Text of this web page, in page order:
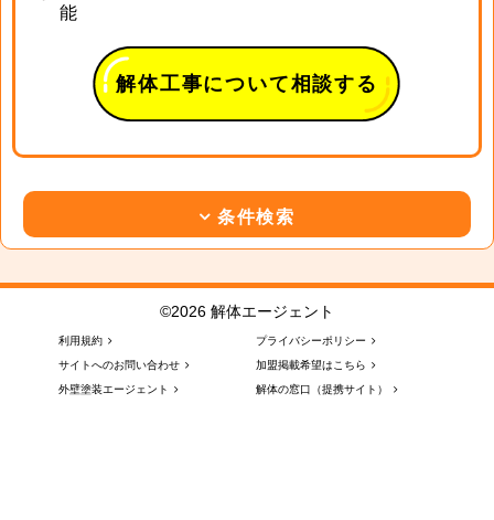
能
解体工事について相談する
条件検索
©2026 解体エージェント
利用規約
プライバシーポリシー
サイトへのお問い合わせ
加盟掲載希望はこちら
外壁塗装エージェント
解体の窓口（提携サイト）